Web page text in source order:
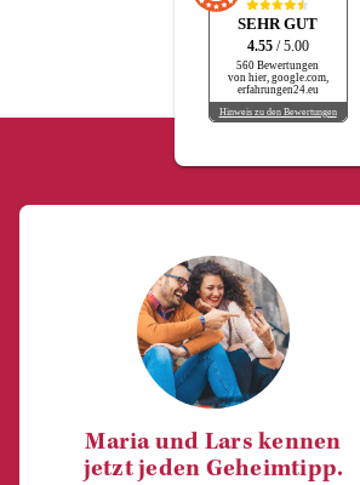
SEHR GUT
4.55 / 5.00
560 Bewertungen
von hier, google.com,
erfahrungen24.eu
Hinweis zu den Bewertungen
Maria und Lars kennen
jetzt jeden Geheimtipp.